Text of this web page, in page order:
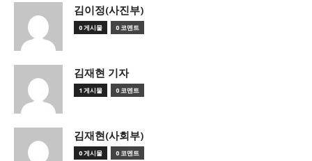
김이정(사진부)
0 게시물 0 코멘트
김재현 기자
1 게시물 0 코멘트
김재현(사회부)
0 게시물 0 코멘트